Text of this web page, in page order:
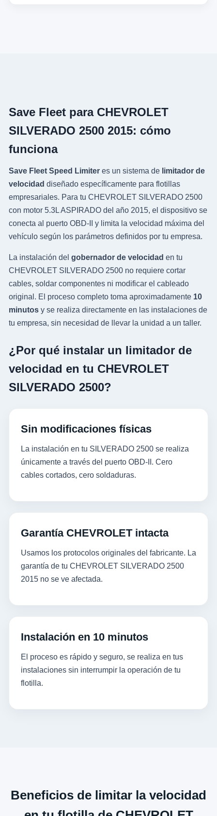
Save Fleet para CHEVROLET
SILVERADO 2500 2015: cómo
funciona
Save Fleet Speed Limiteres un sistema de limitador de
velocidad diseñado específicamente para flotillas
empresariales. Para tu CHEVROLET SILVERADO 2500
con motor 5.3L ASPIRADO del año 2015, el dispositivo se
conecta al puerto OBD-II y limita la velocidad máxima del
vehículo según los parámetros definidos por tu empresa.
La instalación del gobernador de velocidad en tu
CHEVROLET SILVERADO 2500 no requiere cortar
cables, soldar componentes ni modificar el cableado
original. El proceso completo toma aproximadamente 10
minutosy se realiza directamente en las instalaciones de
tu empresa, sin necesidad de llevar la unidad a un taller.
¿Por qué instalar un limitador de
velocidad en tu CHEVROLET
SILVERADO 2500?
Sin modificaciones físicas
La instalación en tu SILVERADO 2500 se realiza
únicamente a través del puerto OBD-II. Cero
cables cortados, cero soldaduras.
Garantía CHEVROLET intacta
Usamos los protocolos originales del fabricante. La
garantía de tu CHEVROLET SILVERADO 2500
2015 no se ve afectada.
Instalación en 10 minutos
El proceso es rápido y seguro, se realiza en tus
instalaciones sin interrumpir la operación de tu
flotilla.
Beneficios de limitar la velocidad